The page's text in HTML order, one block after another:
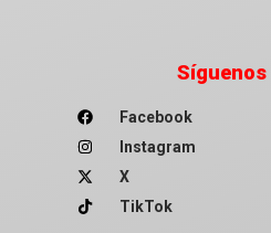
Síguenos
Facebook
Instagram
X
TikTok